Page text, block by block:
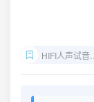
HIFI人声试音碟推荐